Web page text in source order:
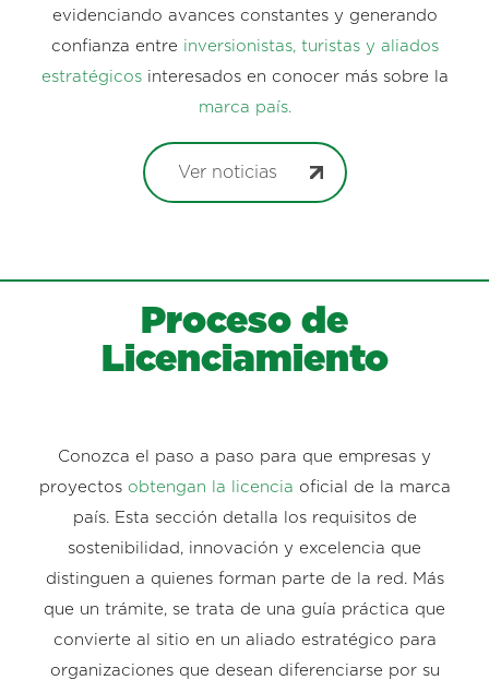
evidenciando avances constantes y generando
confianza entre inversionistas, turistas y aliados
estratégicos interesados en conocer más sobre la
marca país.
Ver noticias
Proceso de
Licenciamiento
Conozca el paso a paso para que empresas y
proyectos obtengan la licencia oficial de la marca
país. Esta sección detalla los requisitos de
sostenibilidad, innovación y excelencia que
distinguen a quienes forman parte de la red. Más
que un trámite, se trata de una guía práctica que
convierte al sitio en un aliado estratégico para
organizaciones que desean diferenciarse por su